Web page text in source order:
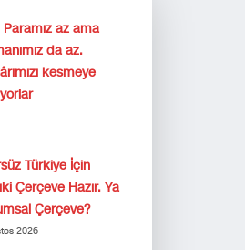
Paramız az ama
da az.
kesmeye
Türkiye İçin
Çerçeve Hazır. Ya
Çerçeve?
2026